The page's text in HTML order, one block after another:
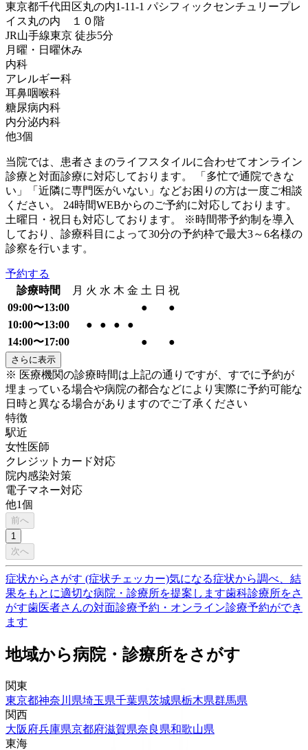
東京都千代田区丸の内1-11-1 パシフィックセンチュリープレ
イス丸の内 １０階
JR山手線東京 徒歩5分
月曜・日曜休み
内科
アレルギー科
耳鼻咽喉科
糖尿病内科
内分泌内科
他3個
当院では、患者さまのライフスタイルに合わせてオンライン
診療と対面診療に対応しております。 「多忙で通院できな
い」「近隣に専門医がいない」などお困りの方は一度ご相談
ください。 24時間WEBからのご予約に対応しております。
土曜日・祝日も対応しております。 ※時間帯予約制を導入
しており、診療科目によって30分の予約枠で最大3～6名様の
診察を行います。
予約する
診療時間
月 火 水 木 金 土 日 祝
09:00〜13:00
●
●
10:00〜13:00
● ● ●
●
14:00〜17:00
● ●
さらに表示
※ 医療機関の診療時間は上記の通りですが、すでに予約が
埋まっている場合や病院の都合などにより実際に予約可能な
日時と異なる場合がありますのでご了承ください
特徴
駅近
女性医師
クレジットカード対応
院内感染対策
電子マネー対応
他1個
前へ
1
次へ
症状からさがす (症状チェッカー)気になる症状から調べ、結
果をもとに適切な病院・診療所を提案します歯科診療所をさ
がす歯医者さんの対面診療予約・オンライン診療予約ができ
ます
地域から病院・診療所をさがす
関東
東京都神奈川県埼玉県千葉県茨城県栃木県群馬県
関西
大阪府兵庫県京都府滋賀県奈良県和歌山県
東海